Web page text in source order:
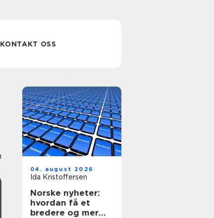
KONTAKT OSS
04. august 2026
Ida Kristoffersen
Norske nyheter:
hvordan få et
bredere og mer